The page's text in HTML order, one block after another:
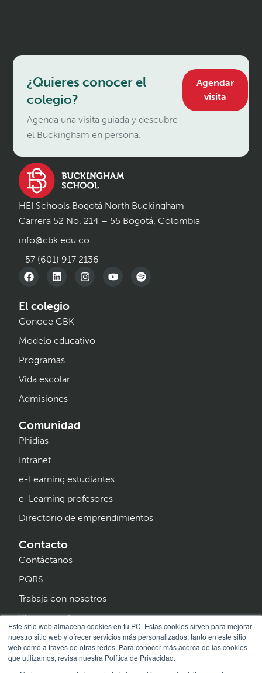
Este sitio web almacena cookies en tu PC. Estas cookies sirven para mejorar
nuestro sitio web y ofrecer servicios más personalizados, tanto en este sitio
web como a través de otras redes. Para conocer más acerca de las cookies
que utilizamos, revisa nuestra Política de Privacidad.
¿Quieres conocer el
colegio?
Agenda una visita guiada y descubre
el Buckingham en persona.
Agendar
visita
HEI Schools Bogotá North Buckingham
Carrera 52 No. 214 – 55 Bogotá, Colombia
info@cbk.edu.co
+57 (601) 917 2136
El colegio
Conoce CBK
Modelo educativo
Programas
Vida escolar
Admisiones
Comunidad
Phidias
Intranet
e-Learning estudiantes
e-Learning profesores
Directorio de emprendimientos
Contacto
Contáctanos
PQRS
Trabaja con nosotros
Blog y eventos
Programa Creer